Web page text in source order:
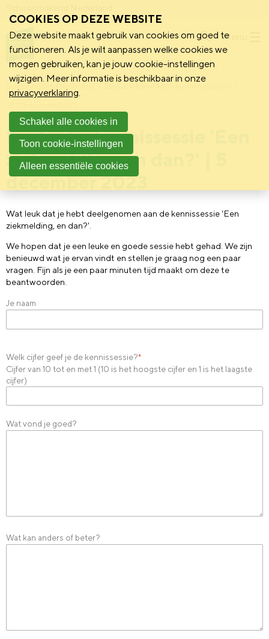
Menu
Schoonmakend Nederland
Evaluatie kennissessie 'Een
ziekmelding, en dan?' | 5
december 2023
Wat leuk dat je hebt deelgenomen aan de kennissessie 'Een
ziekmelding, en dan?'.
We hopen dat je een leuke en goede sessie hebt gehad. We zijn
benieuwd wat je ervan vindt en stellen je graag nog een paar
vragen. Fijn als je een paar minuten tijd maakt om deze te
beantwoorden.
Je naam
Welk cijfer geef je de kennissessie?*
Cijfer van 10 tot en met 1 (10 is het hoogste cijfer en 1 is het laagste
cijfer)
Wat vond je goed?
Wat kan anders of beter?
COOKIES OP DEZE WEBSITE
Deze website maakt gebruik van cookies om goed te
functioneren. Als je wilt aanpassen welke cookies we
mogen gebruiken, kan je jouw cookie-instellingen
wijzigen. Meer informatie is beschikbaar in onze
privacyverklaring.
Schakel alle cookies in
Toon cookie-instellingen
Alleen essentiële cookies